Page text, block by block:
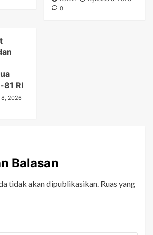
0
81 RI
2026
Balasan
tidak akan dipublikasikan. Ruas yang